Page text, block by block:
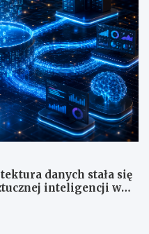
danych stała się
inteligencji w